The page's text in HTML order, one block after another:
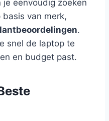
je eenvoudig zoeken
van merk,
.
snel de laptop te
en budget past.